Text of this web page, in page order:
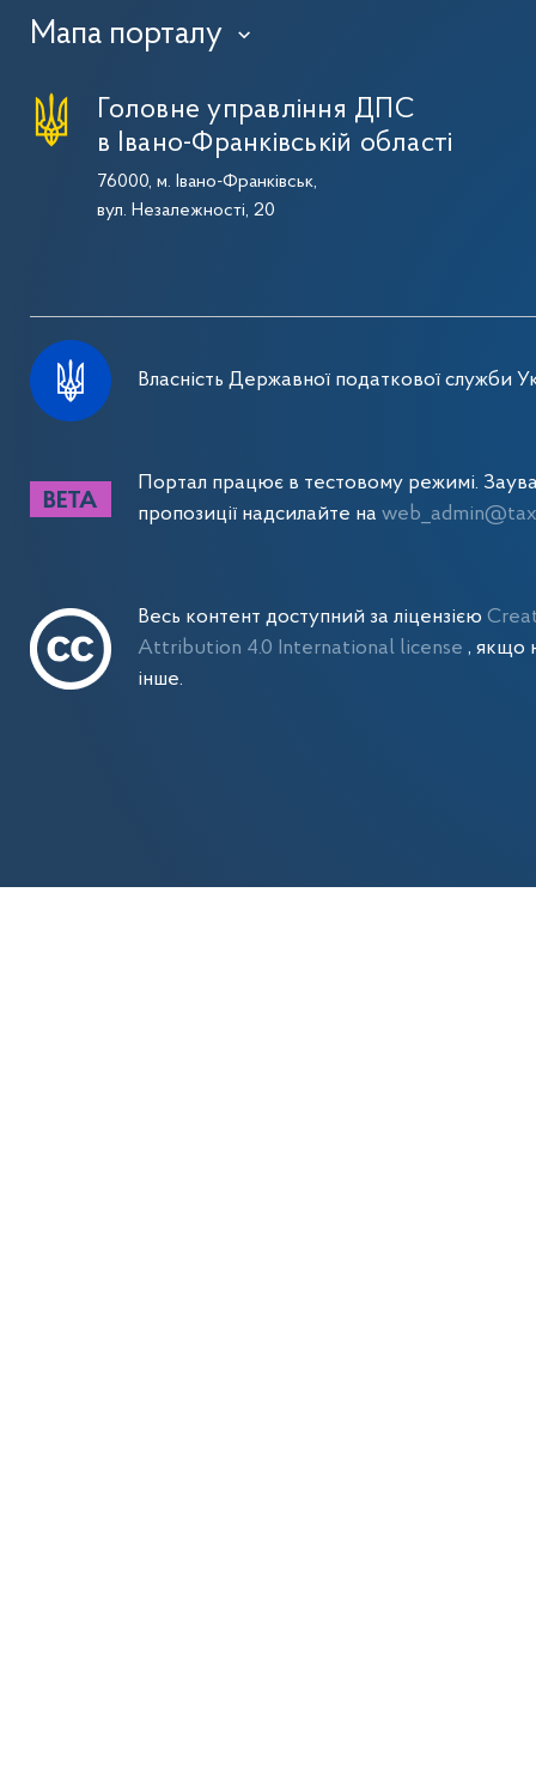
Мапа порталу ›
Головне управління ДПС
в Івано-Франківській області
76000, м. Івано-Франківськ,
вул. Незалежності, 20
Власність Державної податкової служби
Портал працює в тестовому режимі.
пропозиції надсилайте на
Весь контент доступний за ліцензією
Attribution 4.0 International license , якщо
інше.